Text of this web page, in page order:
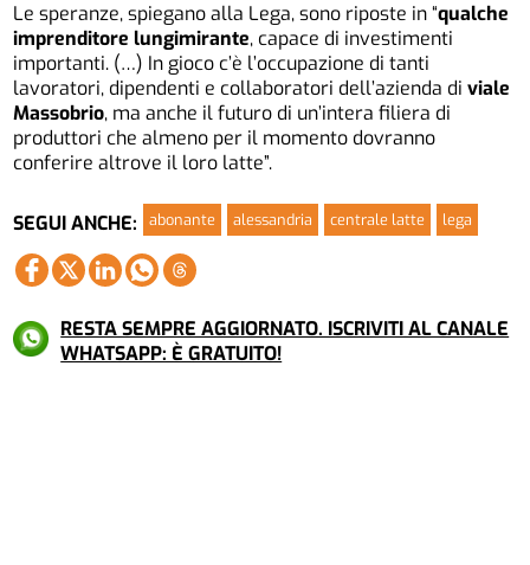
Le speranze, spiegano alla Lega, sono riposte in “qualche
imprenditore lungimirante, capace di investimenti
importanti. (…) In gioco c’è l’occupazione di tanti
lavoratori, dipendenti e collaboratori dell’azienda diviale
Massobrio, ma anche il futuro di un’intera filiera di
produttori che almeno per il momento dovranno
conferire altrove il loro latte”.
SEGUI ANCHE: abonante alessandria centrale latte lega
RESTA SEMPRE AGGIORNATO. ISCRIVITI AL CANALE
WHATSAPP: È GRATUITO!